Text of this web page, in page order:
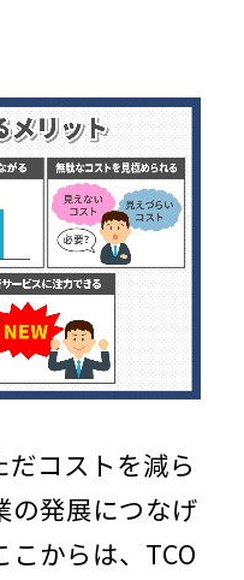
だコストを減ら
の発展につなげ
からは、 TCO